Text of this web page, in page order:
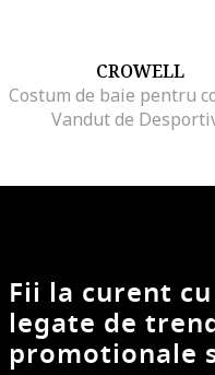
CROWELL
Vandut de
Fii la curent
legate de
promotionale